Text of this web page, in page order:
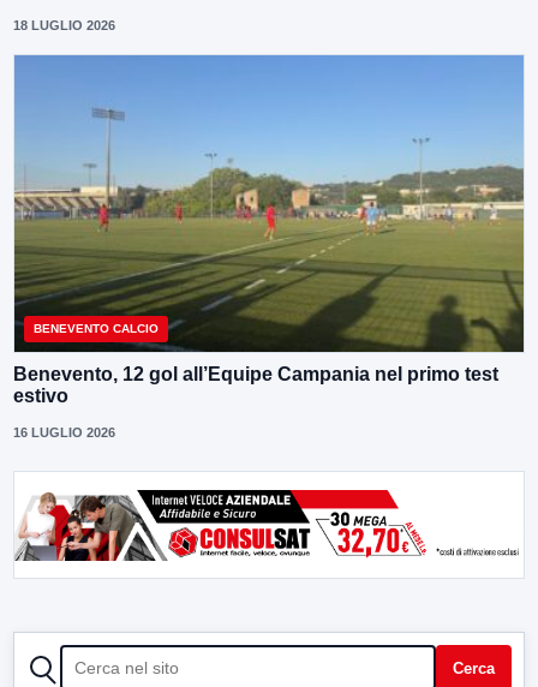
18 LUGLIO 2026
BENEVENTO CALCIO
Benevento, 12 gol all’Equipe Campania nel primo test
estivo
16 LUGLIO 2026
CERCA Cerca